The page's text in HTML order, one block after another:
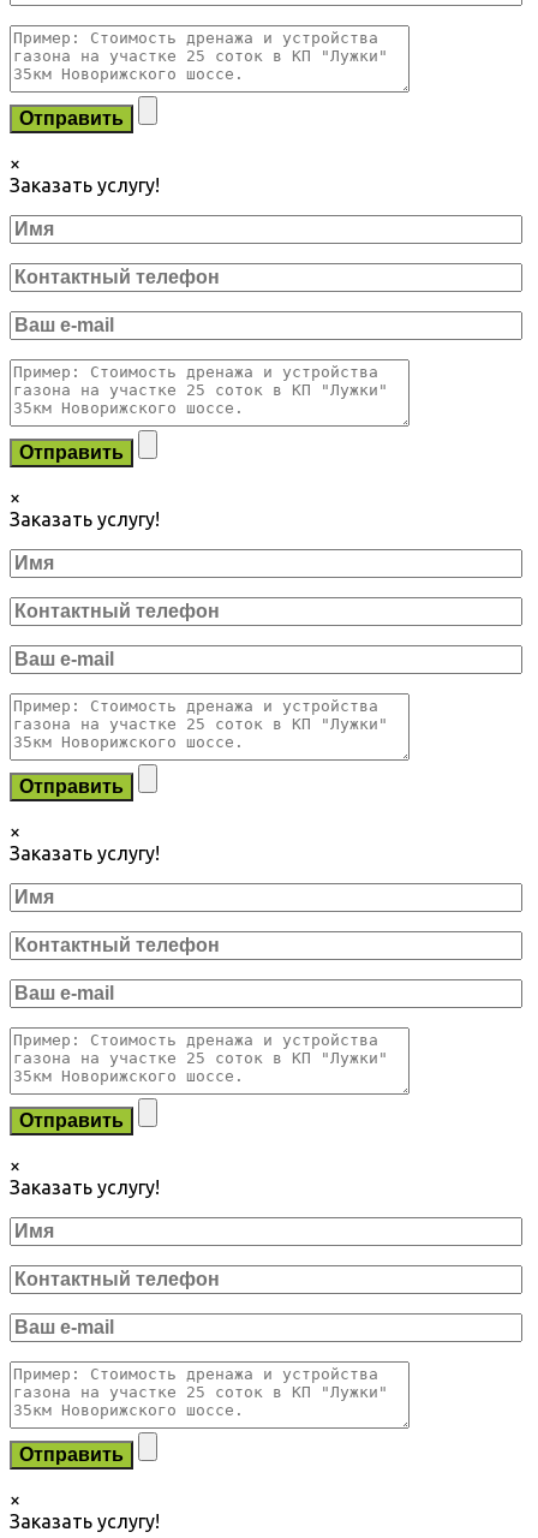
×
Заказать услугу!
×
Заказать услугу!
×
Заказать услугу!
×
Заказать услугу!
×
Заказать услугу!